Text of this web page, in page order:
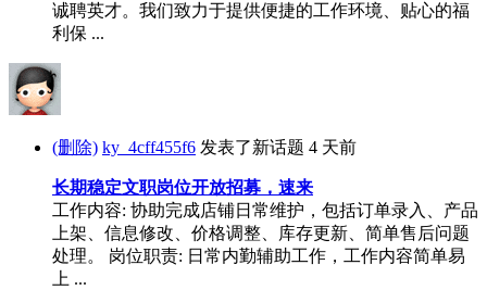
诚聘英才。我们致力于提供便捷的工作环境、贴心的福
利保 ...
(删除) ky_4cff455f6 发表了新话题 4 天前
长期稳定文职岗位开放招募，速来
工作内容: 协助完成店铺日常维护，包括订单录入、产品
上架、信息修改、价格调整、库存更新、简单售后问题
处理。 岗位职责: 日常内勤辅助工作，工作内容简单易
上 ...